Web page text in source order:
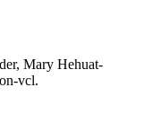
Mary Hehuat-
vcl.